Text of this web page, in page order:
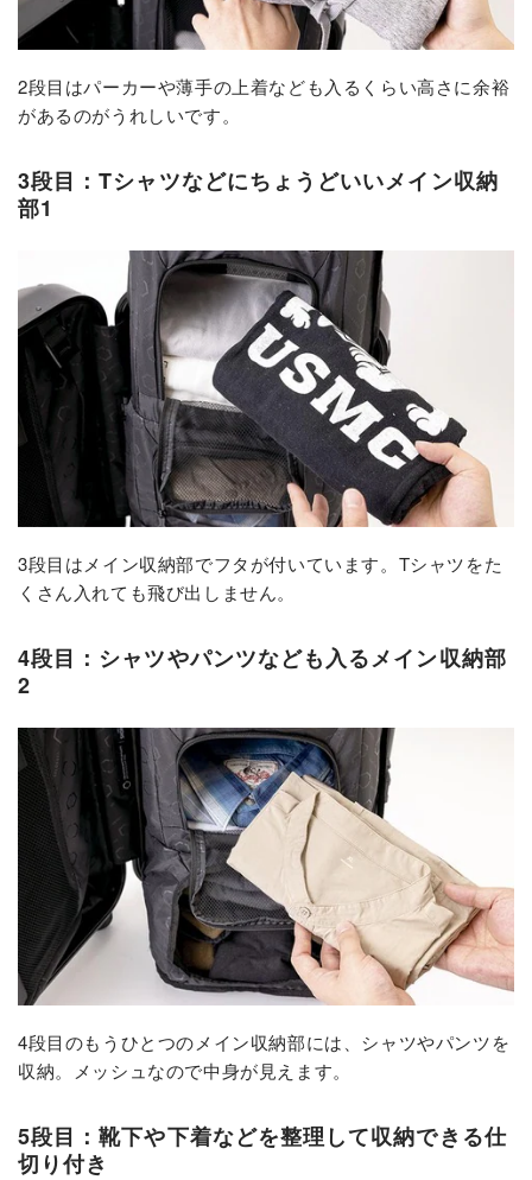
2段目はパーカーや薄手の上着なども入るくらい高さに余裕
があるのがうれしいです。
3段目：Tシャツなどにちょうどいいメイン収納
部1
3段目はメイン収納部でフタが付いています。Tシャツをた
くさん入れても飛び出しません。
4段目：シャツやパンツなども入るメイン収納部
2
4段目のもうひとつのメイン収納部には、シャツやパンツを
収納。メッシュなので中身が見えます。
5段目：靴下や下着などを整理して収納できる仕
切り付き